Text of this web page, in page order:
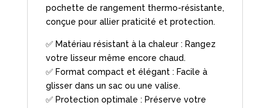
pochette de rangement thermo-résistante,
conçue pour allier praticité et protection.
✅ Matériau résistant à la chaleur : Rangez
votre lisseur même encore chaud.
✅ Format compact et élégant : Facile à
glisser dans un sac ou une valise.
✅ Protection optimale : Préserve votre